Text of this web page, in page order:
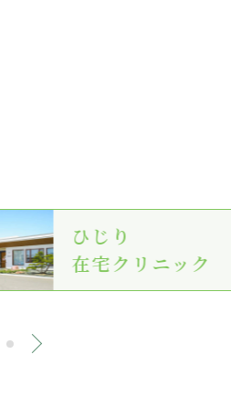
ひじり
在宅クリニック